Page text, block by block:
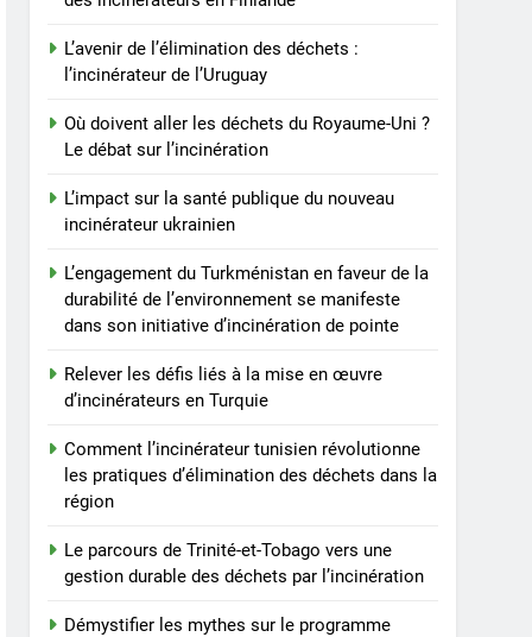
pratiques d’élimination
des déchets dans la
AIO
Le parcours de Trinité-et-
Tobago vers une gestion
l’incinération
L’avenir de l’élimination des déchets :
l’incinérateur de l’Uruguay
Où doivent aller les déchets du Royaume-Uni ?
Le débat sur l’incinération
L’impact sur la santé publique du nouveau
incinérateur ukrainien
L’engagement du Turkménistan en faveur de la
durabilité de l’environnement se manifeste
dans son initiative d’incinération de pointe
Relever les défis liés à la mise en œuvre
d’incinérateurs en Turquie
Comment l’incinérateur tunisien révolutionne
les pratiques d’élimination des déchets dans la
région
Le parcours de Trinité-et-Tobago vers une
gestion durable des déchets par l’incinération
Démystifier les mythes sur le programme